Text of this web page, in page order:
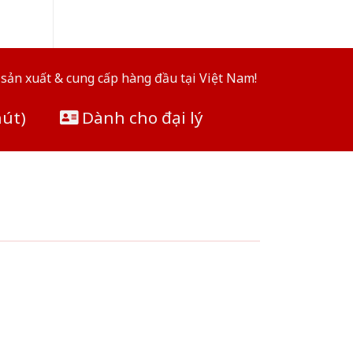
xuất & cung cấp hàng đầu tại Việt Nam!
Dành cho đại lý